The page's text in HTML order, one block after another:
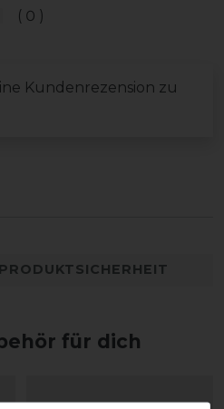
0
Kundenrezension zu
für dich